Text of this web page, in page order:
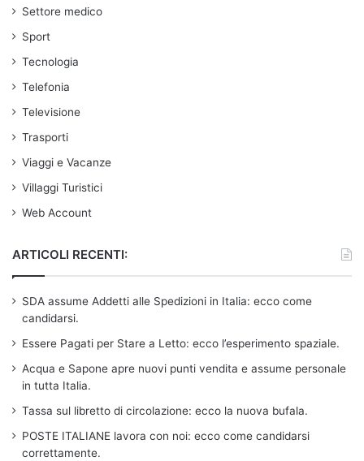
Settore medico
Sport
Tecnologia
Telefonia
Televisione
Trasporti
Viaggi e Vacanze
Villaggi Turistici
Web Account
ARTICOLI RECENTI:
SDA assume Addetti alle Spedizioni in Italia: ecco come
candidarsi.
Essere Pagati per Stare a Letto: ecco l’esperimento spaziale.
Acqua e Sapone apre nuovi punti vendita e assume personale
in tutta Italia.
Tassa sul libretto di circolazione: ecco la nuova bufala.
POSTE ITALIANE lavora con noi: ecco come candidarsi
correttamente.